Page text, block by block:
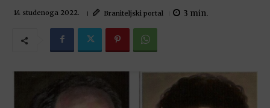
14 studenoga 2022. Braniteljski portal 3 min.